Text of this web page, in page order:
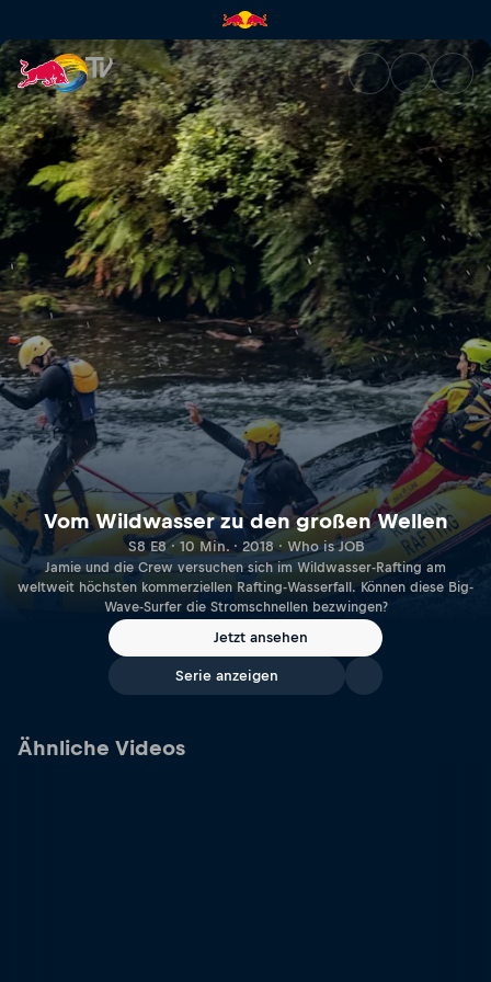
Vom Wildwasser zu den
Vom Wildwasser zu den großen Wellen
S8 E8 · 10 Min. · 2018 · Who is JOB
Jamie und die Crew versuchen sich im Wildwasser-Rafting am
weltweit höchsten kommerziellen Rafting-Wasserfall. Können diese Big-
Wave-Surfer die Stromschnellen bezwingen?
Jetzt ansehen
Serie anzeigen
Ähnliche Videos